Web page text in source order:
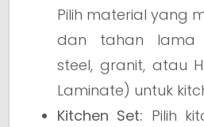
Pilih material yang
dan tahan lama
steel, granit, atau
Laminate) untuk
Kitchen Set: Pilih